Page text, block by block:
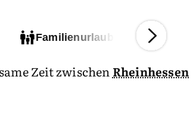
Familienurlaub
Zeit zwischen Rheinhessen